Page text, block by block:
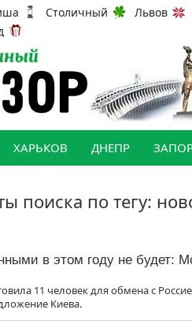
Столичный Львов
ХАРЬКОВ ДНЕПР
поиска по тегу:
в этом году не будет:
11 человек для обмена с
Киева.